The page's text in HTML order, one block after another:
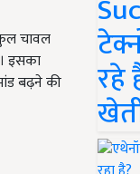
चावल
इसका
बढ़ने की
रहे